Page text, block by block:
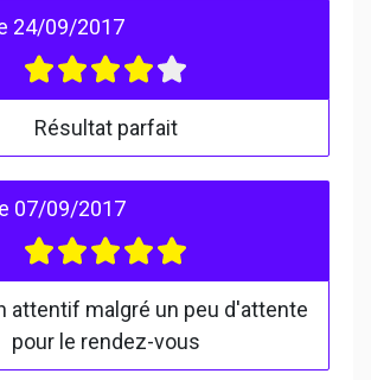
24/09/2017
Résultat parfait
07/09/2017
attentif malgré un peu d'attente
pour le rendez-vous